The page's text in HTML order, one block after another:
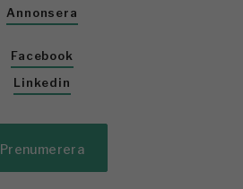
Annonsera
Facebook
Linkedin
Prenumerera